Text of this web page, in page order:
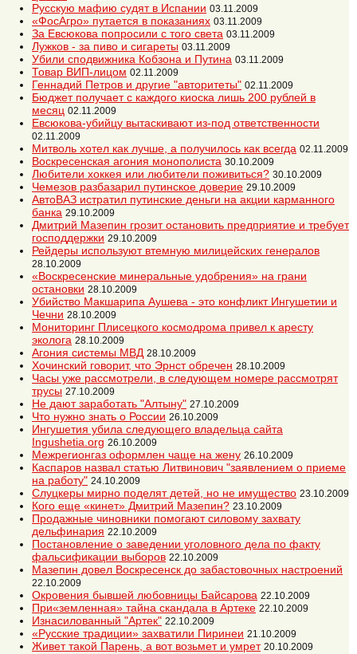
Русскую мафию судят в Испании 03.11.2009
«ФосАгро» путается в показаниях 03.11.2009
За Евсюкова попросили с того света 03.11.2009
Лужков - за пиво и сигареты 03.11.2009
Убили сподвижника Кобзона и Путина 03.11.2009
Товар ВИП-лицом 02.11.2009
Геннадий Петров и другие "авторитеты" 02.11.2009
Бюджет получает с каждого киоска лишь 200 рублей в
месяц 02.11.2009
Евсюкова-убийцу вытаскивают из-под ответственности
02.11.2009
Митволь хотел как лучше, а получилось как всегда 02.11.2009
Воскресенская агония монополиста 30.10.2009
Любители хоккея или любители поживиться? 30.10.2009
Чемезов разбазарил путинское доверие 29.10.2009
АвтоВАЗ истратил путинские деньги на акции карманного
банка 29.10.2009
Дмитрий Мазепин грозит остановить предприятие и требует
господдержки 29.10.2009
Рейдеры используют втемную милицейских генералов
28.10.2009
«Воскресенские минеральные удобрения» на грани
остановки 28.10.2009
Убийство Макшарипа Аушева - это конфликт Ингушетии и
Чечни 28.10.2009
Мониторинг Плисецкого космодрома привел к аресту
эколога 28.10.2009
Агония системы МВД 28.10.2009
Хочинский говорит, что Эрнст обречен 28.10.2009
Часы уже рассмотрели, в следующем номере рассмотрят
трусы 27.10.2009
Не дают заработать "Алтыну" 27.10.2009
Что нужно знать о России 26.10.2009
Ингушетия убила следующего владельца сайта
Ingushetia.org 26.10.2009
Межрегионгаз оформлен чаще на жену 26.10.2009
Каспаров назвал статью Литвинович "заявлением о приеме
на работу" 24.10.2009
Слуцкеры мирно поделят детей, но не имущество 23.10.2009
Кого еще «кинет» Дмитрий Мазепин? 23.10.2009
Продажные чиновники помогают силовому захвату
дельфинария 22.10.2009
Постановление о заведении уголовного дела по факту
фальсификации выборов 22.10.2009
Мазепин довел Воскресенск до забастовочных настроений
22.10.2009
Окровения бывшей любовницы Байсарова 22.10.2009
При«земленная» тайна скандала в Артеке 22.10.2009
Изнасилованный "Артек" 22.10.2009
«Русские традиции» захватили Пиринеи 21.10.2009
Живет такой Парень, а вот возьмет и умрет 20.10.2009